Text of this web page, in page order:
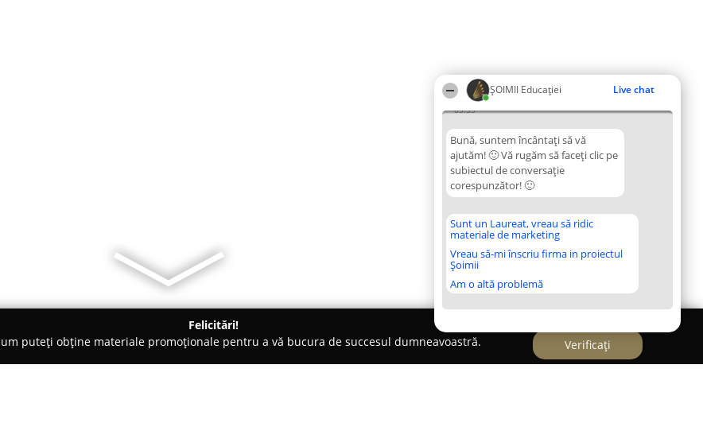
ȘOIMII Educației Live chat
03:33
Bună, suntem încântați să vă
ajutăm! 🙂 Vă rugăm să faceți clic pe
subiectul de conversație
corespunzător! 🙂
Sunt un Laureat, vreau să ridic
materiale de marketing
Vreau să-mi înscriu firma in proiectul
Șoimii
Am o altă problemă
Felicitări!
puteți obține materiale promoționale pentru a vă bucura de succesul dumneavoastră.
Verificați